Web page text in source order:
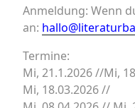
Anmeldung: Wenn
an:
Termine:
Mi, 21.1.2026 //Mi,
Mi, 18.03.2026 //